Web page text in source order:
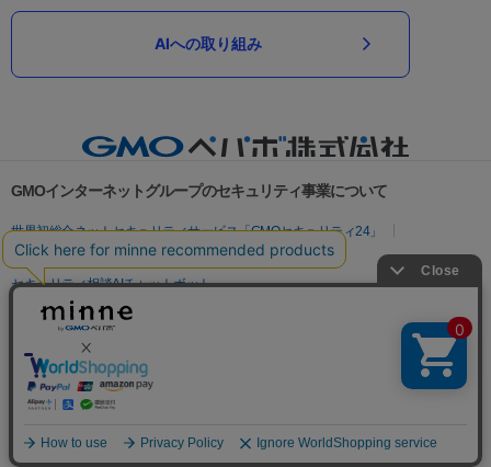
AIへの取り組み
GMOインターネットグループのセキュリティ事業について
世界初総合ネットセキュリティサービス「GMOセキュリティ24」
パスワード漏洩診断
Webサイトリスク診断
セキュリティ相談AIチャットボット
実在証明・盗聴対策
サイバー攻撃対策（GMO Flatt Security）
セキュリティ事業の軌跡